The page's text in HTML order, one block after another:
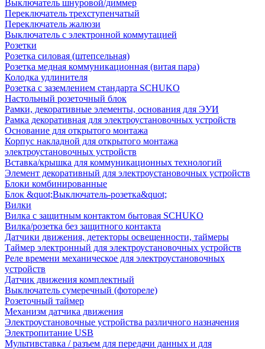
Выключатель шнуровой/диммер
Переключатель трехступенчатый
Переключатель жалюзи
Выключатель с электронной коммутацией
Розетки
Розетка силовая (штепсельная)
Розетка медная коммуникационная (витая пара)
Колодка удлинителя
Розетка с заземлением стандарта SCHUKO
Настольный розеточный блок
Рамки, декоративные элементы, основания для ЭУИ
Рамка декоративная для электроустановочных устройств
Основание для открытого монтажа
Корпус накладной для открытого монтажа
электроустановочных устройств
Вставка/крышка для коммуникационных технологий
Элемент декоративный для электроустановочных устройств
Блоки комбинированные
Блок &quot;Выключатель-розетка&quot;
Вилки
Вилка с защитным контактом бытовая SCHUKO
Вилка/розетка без защитного контакта
Датчики движения, детекторы освещенности, таймеры
Таймер электронный для электроустановочных устройств
Реле времени механическое для электроустановочных
устройств
Датчик движения комплектный
Выключатель сумеречный (фотореле)
Розеточный таймер
Механизм датчика движения
Электроустановочные устройства различного назначения
Электропитание USB
Мультивставка / разъем для передачи данных и для